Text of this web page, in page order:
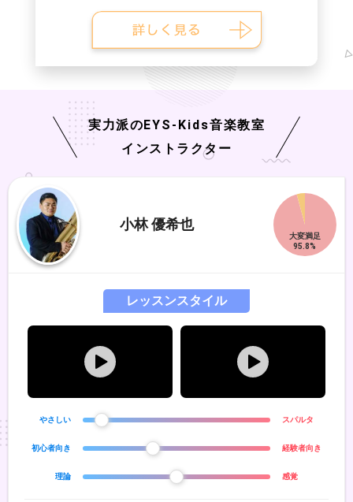
実力派の EYS-Kids音楽教室
インストラクター
小林 優希也
レッスンスタイル
やさしい スパルタ
初心者向き 経験者向き
理論 感覚